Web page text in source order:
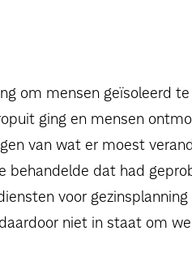
om mensen geïsoleerd
ging en mensen
van wat er moest
behandelde dat had
voor
niet in staat om